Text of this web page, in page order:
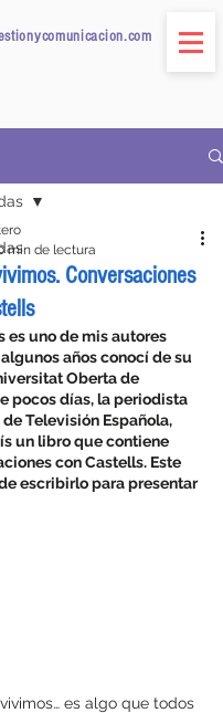
Conversaciones
min de lectura
es uno de mis autores
años conocí de su
Oberta de
pocos días, la periodista
Televisión Española,
un libro que contiene
con Castells. Este
escribirlo para presentar
es algo que todos